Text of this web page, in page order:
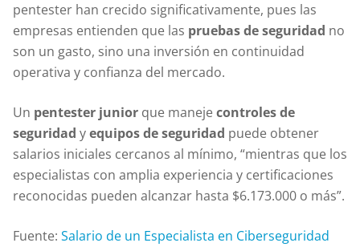
pentester han crecido significativamente, pues las
empresas entienden que las pruebas de seguridad no
son un gasto, sino una inversión en continuidad
operativa y confianza del mercado.
Un pentester junior que manejecontroles de
seguridad yequipos de seguridad puede obtener
salarios iniciales cercanos al mínimo, “mientras que los
especialistas con amplia experiencia y certificaciones
reconocidas pueden alcanzar hasta $6.173.000 o más”.
Fuente: Salario de un Especialista en Ciberseguridad